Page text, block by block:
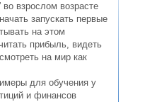
взрослом возрасте
запускать первые
на этом
прибыль, видеть
на мир как
для обучения у
и финансов